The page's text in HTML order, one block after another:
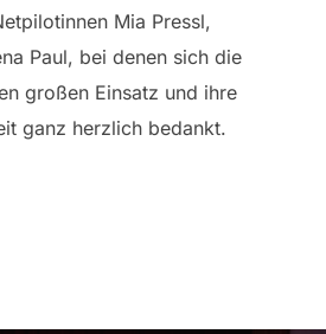
Mia Pressl,
Paul, bei denen sich die
großen Einsatz und ihre
ganz herzlich bedankt.